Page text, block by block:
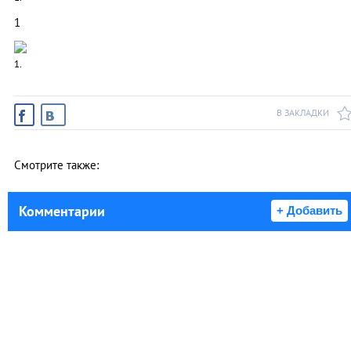
1
1.
В ЗАКЛАДКИ
Смотрите также:
Комментарии + Добавить